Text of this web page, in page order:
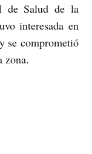
de Salud de la
interesada en
se comprometió
zona.